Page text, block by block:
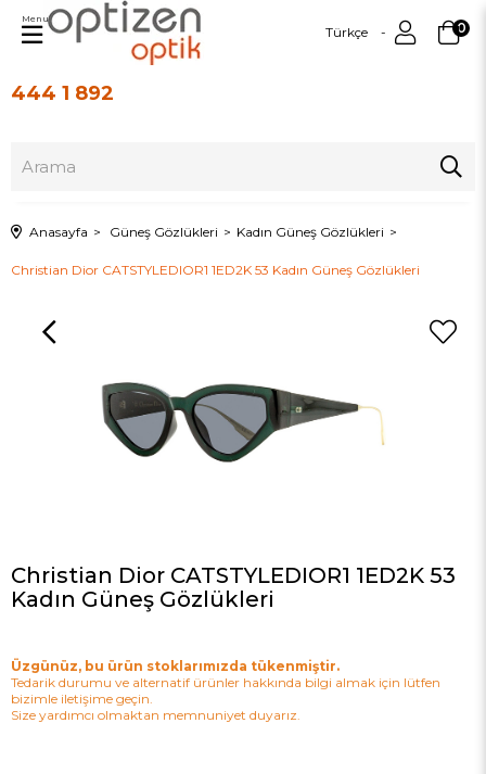
444 1 892
Türkçe 0
Menu
Anasayfa Güneş Gözlükleri Kadın Güneş Gözlükleri
Christian Dior CATSTYLEDIOR1 1ED2K 53 Kadın Güneş Gözlükleri
Christian Dior CATSTYLEDIOR1 1ED2K 53
Kadın Güneş Gözlükleri
Üzgünüz, bu ürün stoklarımızda tükenmiştir.
Tedarik durumu ve alternatif ürünler hakkında bilgi almak için lütfen
bizimle iletişime geçin.
Size yardımcı olmaktan memnuniyet duyarız.